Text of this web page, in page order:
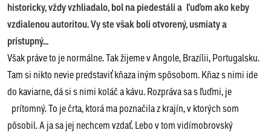
historicky, vždy vzhliadalo, bol na piedestáli a ľuďom ako keby
vzdialenou autoritou. Vy ste však boli otvorený, usmiaty a
prístupný...
Však práve to je normálne. Tak žijeme v Angole, Brazílii, Portugalsku.
Tam si nikto nevie predstaviť kňaza iným spôsobom. Kňaz s nimi ide
do kaviarne, dá si s nimi koláč a kávu. Rozpráva sa s ľuďmi, je
prítomný. To je črta, ktorá ma poznačila z krajín, v ktorých som
pôsobil. A ja sa jej nechcem vzdať. Lebo v tom vidímobrovský